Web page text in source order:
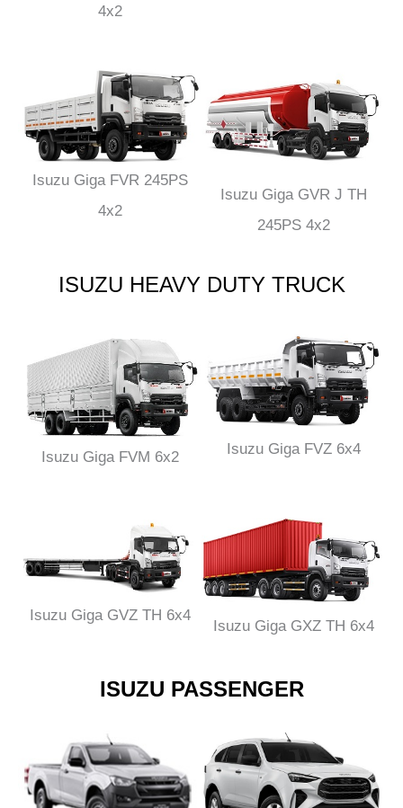
4x2
Isuzu Giga FVR 245PS
4x2
Isuzu Giga GVR J TH
245PS 4x2
ISUZU HEAVY DUTY TRUCK
Isuzu Giga FVM 6x2 Isuzu Giga FVZ 6x4
Isuzu Giga GVZ TH 6x4
Isuzu Giga GXZ TH 6x4
ISUZU PASSENGER